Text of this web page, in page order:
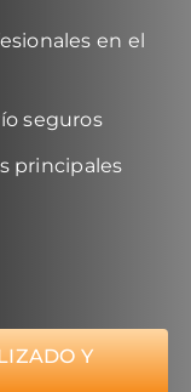
en el
seguros
principales
Y